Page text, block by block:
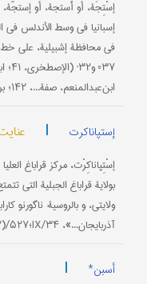
إسْتِجَة، أو أَستجة، أو
إسبانيا في وسط الأندلس‌ في
ابن‌‌عبد‌المنعم‌، صفة...، ۱۴۲؛ بريت...
إستپاناکرت |
إسْتِپاناكِرْت، مركز قراباغ
بولاية قراباغ الجبلية التي
ولايتي، و بالروسية: ناگورنو
آذربايجان...»، IX/۳۴؛BSE۳,XXIV(۲)/۵۲۷).
أسبن* |